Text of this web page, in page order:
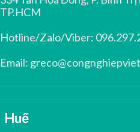
TP.HCM
Hotline/Zalo/Viber:
Email:
Huế